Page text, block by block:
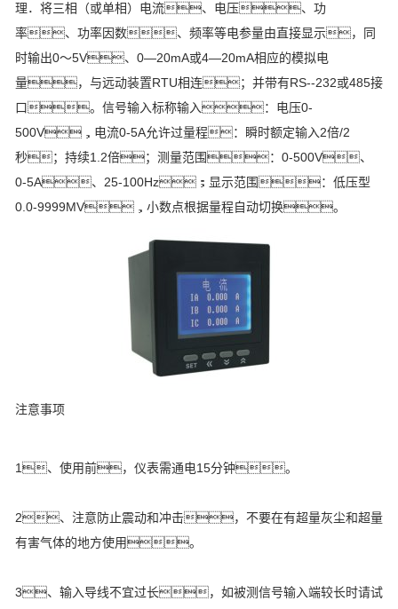
理．将三相（或单相）电流、电压、功
率、功率因数、频率等电参量由直接显示，同
时输出0～5V、0—20mA或4—20mA相应的模拟电
量，与远动装置RTU相连；并带有RS--232或485接
口。信号输入标称输入：电压0-
500V，电流0-5A允许过量程：瞬时额定输入2倍/2
秒；持续1.2倍；测量范围：0-500V、
0-5A、25-100Hz；显示范围：低压型
0.0-9999MV，小数点根据量程自动切换。
注意事项
1、使用前，仪表需通电15分钟。
2、注意防止震动和冲击，不要在有超量灰尘和超量
有害气体的地方使用。
3、输入导线不宜过长，如被测信号输入端较长时请试